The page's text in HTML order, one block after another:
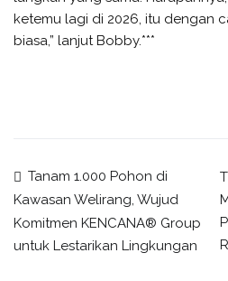
ketemu lagi di 2026, itu dengan
biasa,” lanjut Bobby.***
Tanam 1.000 Pohon di
Kawasan Welirang, Wujud
Komitmen KENCANA® Group
untuk Lestarikan Lingkungan